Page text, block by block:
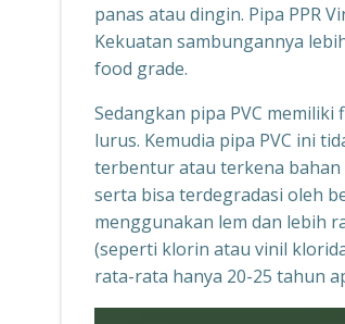
panas atau dingin. Pipa PPR
Kekuatan sambungannya
food grade.
Sedangkan pipa PVC
lurus. Kemudia pipa PVC ini
terbentur atau terkena bahan
serta bisa terdegradasi oleh
menggunakan lem dan lebih
(seperti klorin atau vinil
rata-rata hanya 20-25 tahun